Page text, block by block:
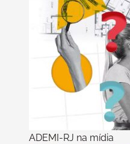
ADEMI-RJ na mídia